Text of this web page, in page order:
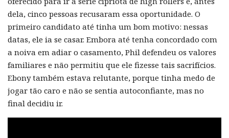
dela, cinco pessoas recusaram essa oportunidade. O
primeiro candidato até tinha um bom motivo: nessas
datas, ele ia se casar. Embora até tenha concordado com
a noiva em adiar o casamento, Phil defendeu os valores
familiares e não permitiu que ele fizesse tais sacrifícios.
Ebony também estava relutante, porque tinha medo de
jogar tão caro e não se sentia autoconfiante, mas no
final decidiu ir.